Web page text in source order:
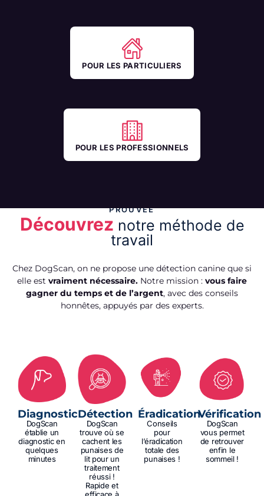
POUR LES PARTICULIERS
POUR LES PROFESSIONNELS
PROUVÉE
Découvrez notre méthode de
travail
Chez DogScan, on ne propose une détection canine que si
elle est vraiment nécessaire. Notre mission : vous faire
gagner du temps et de l’argent, avec des conseils
honnêtes, appuyés par des experts.
Diagnostic
DogScan
établie un
diagnostic en
quelques
minutes
Détection
DogScan
trouve où se
cachent les
punaises de
lit pour un
traitement
réussi !
Rapide et
Éradication
Conseils
pour
l’éradication
totale des
punaises !
Vérification
DogScan
vous permet
de retrouver
enfin le
sommeil !